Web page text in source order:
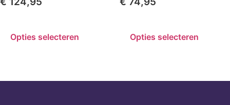
Opties selecteren Opties selecteren